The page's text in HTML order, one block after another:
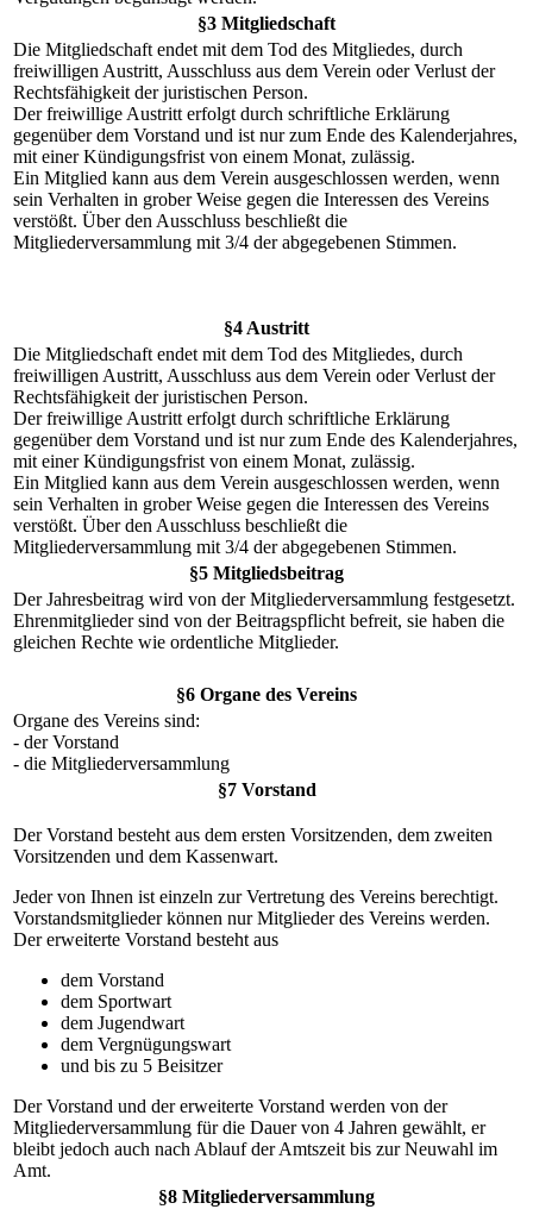
§3 Mitgliedschaft
Die Mitgliedschaft endet mit dem Tod des Mitgliedes, durch
freiwilligen Austritt, Ausschluss aus dem Verein oder Verlust der
Rechtsfähigkeit der juristischen Person.
Der freiwillige Austritt erfolgt durch schriftliche Erklärung
gegenüber dem Vorstand und ist nur zum Ende des Kalenderjahres,
mit einer Kündigungsfrist von einem Monat, zulässig.
Ein Mitglied kann aus dem Verein ausgeschlossen werden, wenn
sein Verhalten in grober Weise gegen die Interessen des Vereins
verstößt. Über den Ausschluss beschließt die
Mitgliederversammlung mit 3/4 der abgegebenen Stimmen.
§4 Austritt
Die Mitgliedschaft endet mit dem Tod des Mitgliedes, durch
freiwilligen Austritt, Ausschluss aus dem Verein oder Verlust der
Rechtsfähigkeit der juristischen Person.
Der freiwillige Austritt erfolgt durch schriftliche Erklärung
gegenüber dem Vorstand und ist nur zum Ende des Kalenderjahres,
mit einer Kündigungsfrist von einem Monat, zulässig.
Ein Mitglied kann aus dem Verein ausgeschlossen werden, wenn
sein Verhalten in grober Weise gegen die Interessen des Vereins
verstößt. Über den Ausschluss beschließt die
Mitgliederversammlung mit 3/4 der abgegebenen Stimmen.
§5 Mitgliedsbeitrag
Der Jahresbeitrag wird von der Mitgliederversammlung festgesetzt.
Ehrenmitglieder sind von der Beitragspflicht befreit, sie haben die
gleichen Rechte wie ordentliche Mitglieder.
§6 Organe des Vereins
Organe des Vereins sind:
- der Vorstand
- die Mitgliederversammlung
§7 Vorstand
Der Vorstand besteht aus dem ersten Vorsitzenden, dem zweiten
Vorsitzenden und dem Kassenwart.
Jeder von Ihnen ist einzeln zur Vertretung des Vereins berechtigt.
Vorstandsmitglieder können nur Mitglieder des Vereins werden.
Der erweiterte Vorstand besteht aus
dem Vorstand
dem Sportwart
dem Jugendwart
dem Vergnügungswart
und bis zu 5 Beisitzer
Der Vorstand und der erweiterte Vorstand werden von der
Mitgliederversammlung für die Dauer von 4 Jahren gewählt, er
bleibt jedoch auch nach Ablauf der Amtszeit bis zur Neuwahl im
Amt.
§8 Mitgliederversammlung